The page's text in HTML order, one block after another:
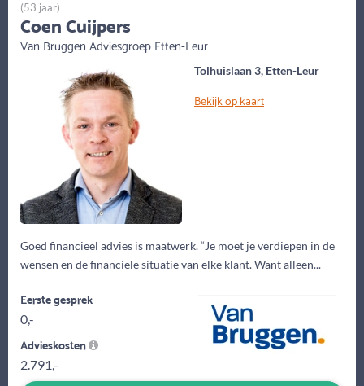
Tolhuislaan 3, Etten-Leur
Bekijk op kaart
Goed financieel advies is maatwerk. “Je moet je verdiepen in de
wensen en de financiële situatie van elke klant. Want alleen...
(53 jaar)
Coen Cuijpers
Van Bruggen Adviesgroep Etten-Leur
Eerste gesprek
0,-
Advieskosten
2.791,-